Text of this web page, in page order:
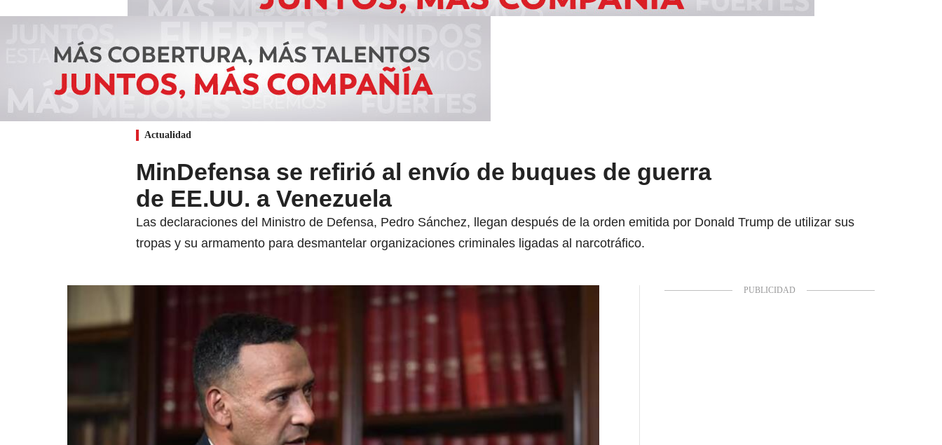
Actualidad
MinDefensa se refirió al envío de buques de guerra
de EE.UU. a Venezuela
Las declaraciones del Ministro de Defensa, Pedro Sánchez, llegan después de la orden emitida por Donald Trump de utilizar sus
tropas y su armamento para desmantelar organizaciones criminales ligadas al narcotráfico.